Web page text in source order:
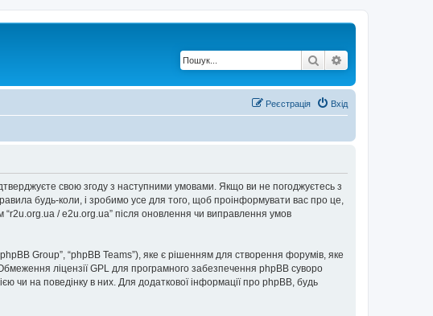
Пошук
Вхід
Реєстрація
свою згоду з наступними умовами. Якщо ви не погоджуєтесь з
будь-коли, і зробимо усе для того, щоб проінформувати вас про це,
/ e2u.org.ua” після оновлення чи виправлення умов
Group”, “phpBB Teams”), яке є рішенням для створення форумів, яке
Обмеження ліцензії GPL для програмного забезпечення phpBB суворо
чи на поведінку в них. Для додаткової інформації про phpBB, будь